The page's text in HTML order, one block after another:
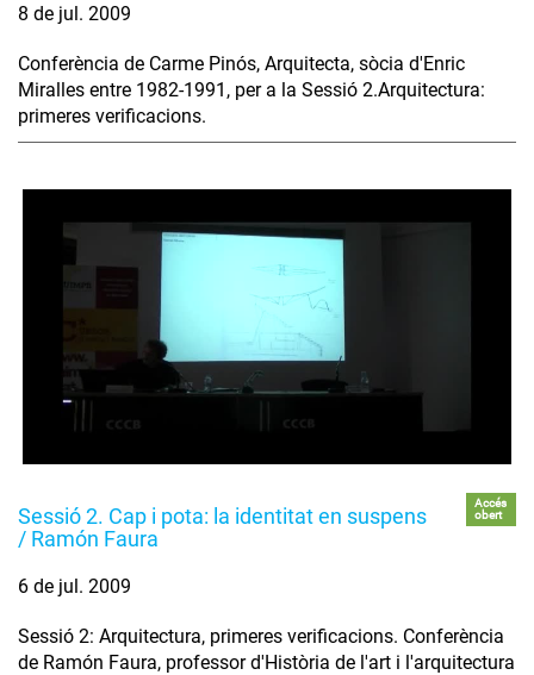
8 de jul. 2009
Conferència de Carme Pinós, Arquitecta, sòcia d'Enric
Miralles entre 1982-1991, per a la Sessió 2.Arquitectura:
primeres verificacions.
Sessió 2. Cap i pota: la identitat en suspens
/ Ramón Faura
Accés
obert
6 de jul. 2009
Sessió 2: Arquitectura, primeres verificacions. Conferència
de Ramón Faura, professor d'Història de l'art i l'arquitectura